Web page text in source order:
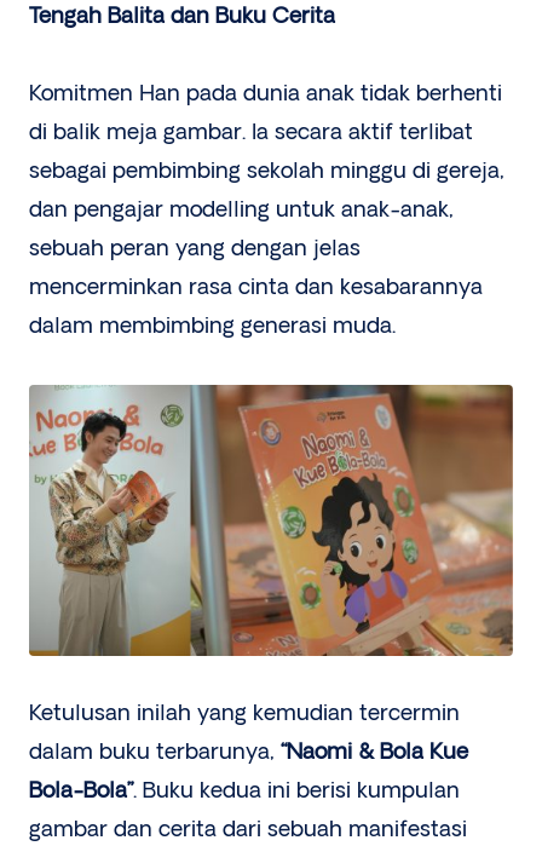
Tengah Balita dan Buku Cerita
Komitmen Han pada dunia anak tidak berhenti
di balik meja gambar. Ia secara aktif terlibat
sebagai pembimbing sekolah minggu di gereja,
dan pengajar modelling untuk anak-anak,
sebuah peran yang dengan jelas
mencerminkan rasa cinta dan kesabarannya
dalam membimbing generasi muda.
Ketulusan inilah yang kemudian tercermin
dalam buku terbarunya, “Naomi & Bola Kue
Bola-Bola”. Buku kedua ini berisi kumpulan
gambar dan cerita dari sebuah manifestasi